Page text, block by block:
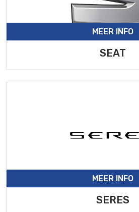
MEER INFO
SEAT
MEER INFO
SERES